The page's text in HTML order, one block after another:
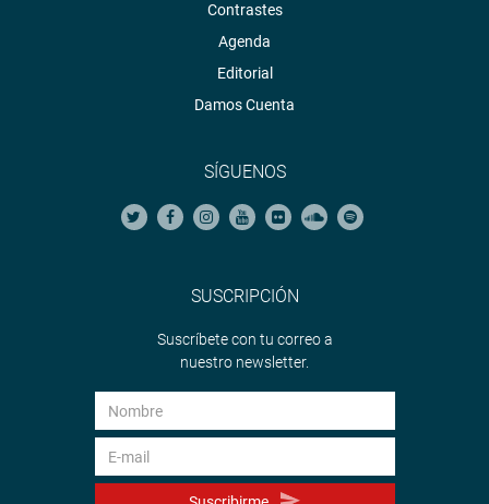
Contrastes
Agenda
Editorial
Damos Cuenta
SÍGUENOS
SUSCRIPCIÓN
Suscríbete con tu correo a
nuestro newsletter.